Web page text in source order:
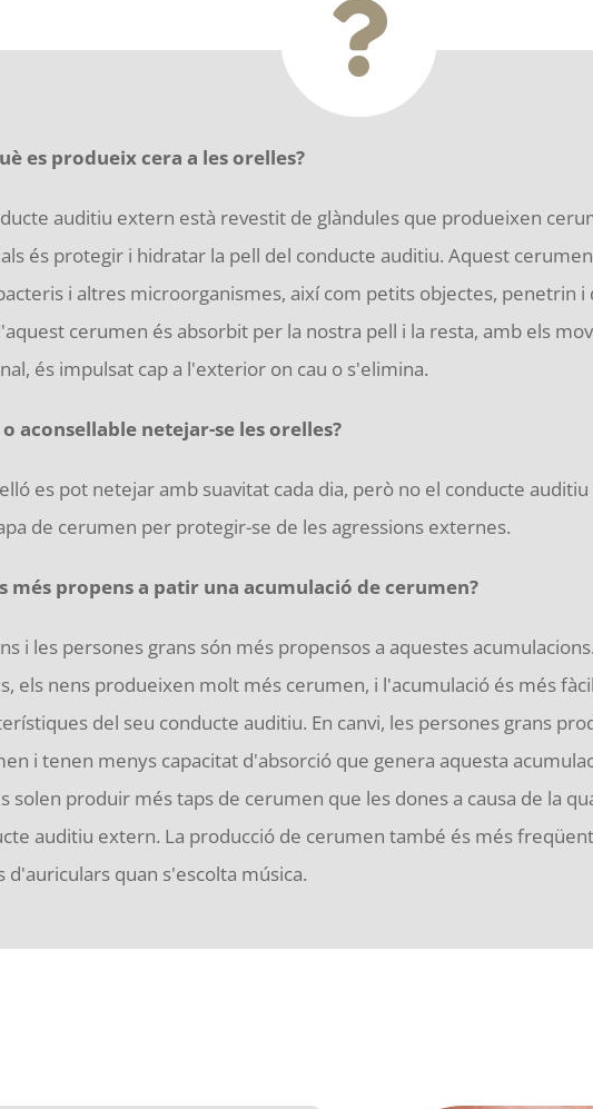
es produeix cera a les orelles?
auditiu extern està revestit de glàndules que produeixen
és protegir i hidratar la pell del conducte auditiu. Aquest
i altres microorganismes, així com petits objectes, penetrin i
cerumen és absorbit per la nostra pell i la resta, amb els
és impulsat cap a l'exterior on cau o s'elimina.
o aconsellable netejar-se les orelles?
es pot netejar amb suavitat cada dia, però no el conducte
de cerumen per protegir-se de les agressions externes.
més propens a patir una acumulació de cerumen?
i les persones grans són més propensos a aquestes
els nens produeixen molt més cerumen, i l'acumulació és més
del seu conducte auditiu. En canvi, les persones grans
i tenen menys capacitat d'absorció que genera aquesta
solen produir més taps de cerumen que les dones a causa de la
auditiu extern. La producció de cerumen també és més
d'auriculars quan s'escolta música.